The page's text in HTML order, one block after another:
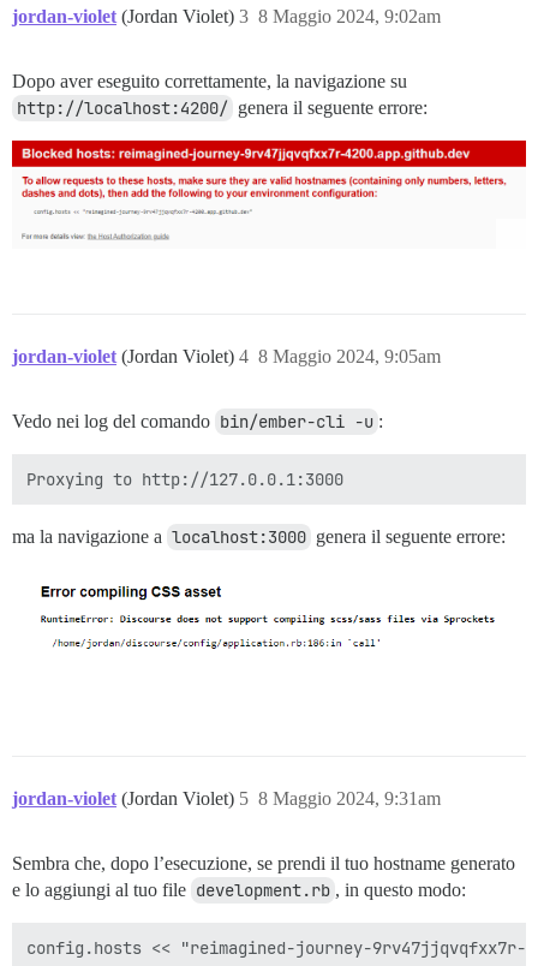
jordan-violet (Jordan Violet) 8 Maggio 2024, 9:02am
3
Dopo aver eseguito correttamente, la navigazione su
http://localhost:4200/ genera il seguente errore:
jordan-violet (Jordan Violet) 8 Maggio 2024, 9:05am
4
Vedo nei log del comando bin/ember-cli -u :
ma la navigazione a localhost:3000 genera il seguente errore:
jordan-violet (Jordan Violet) 8 Maggio 2024, 9:31am
5
Sembra che, dopo l’esecuzione, se prendi il tuo hostname generato
e lo aggiungi al tuo file development.rb , in questo modo: